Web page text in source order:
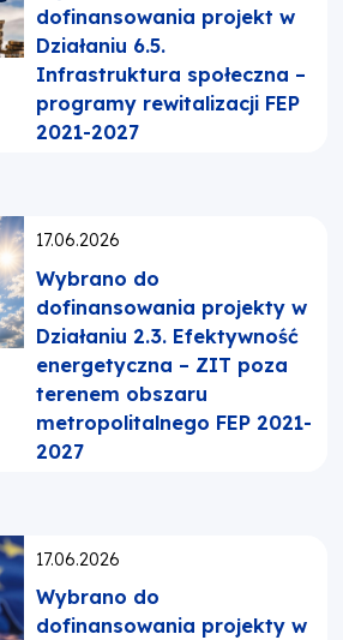
dofinansowania projekt w
Działaniu 6.5.
Infrastruktura społeczna –
programy rewitalizacji FEP
2021-2027
Opublikowano:
17.06.2026
Wybrano do
dofinansowania projekty w
Działaniu 2.3. Efektywność
energetyczna – ZIT poza
terenem obszaru
metropolitalnego FEP 2021-
2027
Opublikowano:
17.06.2026
Wybrano do
dofinansowania projekty w